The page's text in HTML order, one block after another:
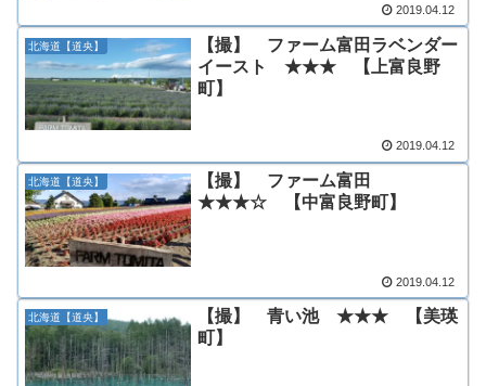
2019.04.12
北海道【道央】
【撮】 ファーム富田ラベンダー
イースト ★★★ 【上富良野
町】
2019.04.12
北海道【道央】
【撮】 ファーム富田
★★★☆ 【中富良野町】
2019.04.12
北海道【道央】
【撮】 青い池 ★★★ 【美瑛
町】